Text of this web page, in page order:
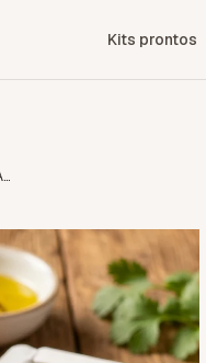
Kits prontos
Carne de Panela com Arroz, Feijão e Couve